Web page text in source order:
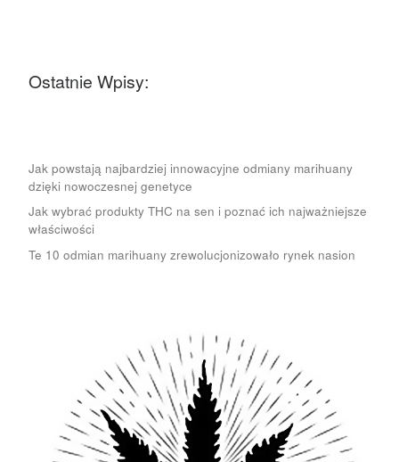
Ostatnie Wpisy:
Jak powstają najbardziej innowacyjne odmiany marihuany
dzięki nowoczesnej genetyce
Jak wybrać produkty THC na sen i poznać ich najważniejsze
właściwości
Te 10 odmian marihuany zrewolucjonizowało rynek nasion